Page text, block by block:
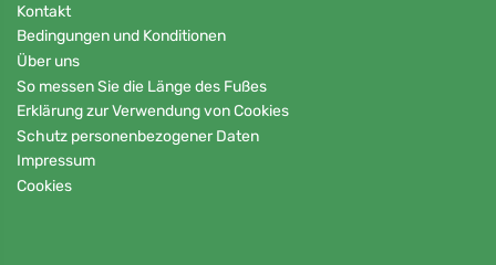
Kontakt
Bedingungen und Konditionen
Über uns
So messen Sie die Länge des Fußes
Erklärung zur Verwendung von Cookies
Schutz personenbezogener Daten
Impressum
Cookies